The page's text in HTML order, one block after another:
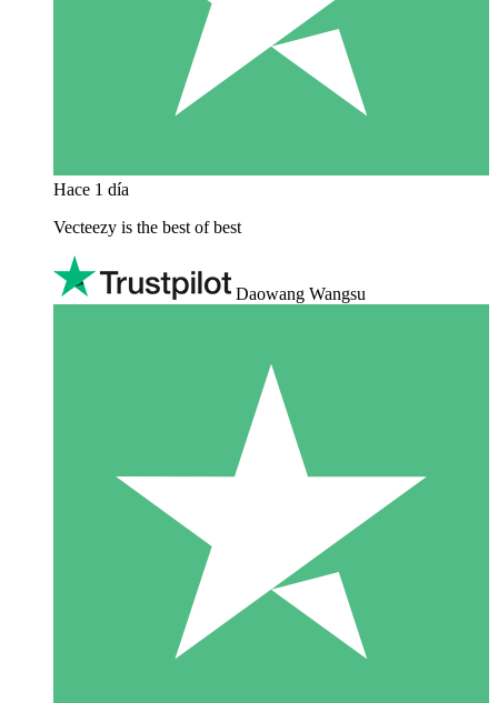
Hace 1 día
Vecteezy is the best of best
Daowang Wangsu